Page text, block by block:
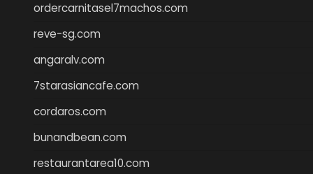
ordercarnitasel7machos.com
reve-sg.com
angaralv.com
7starasiancafe.com
cordaros.com
bunandbean.com
restaurantarea10.com